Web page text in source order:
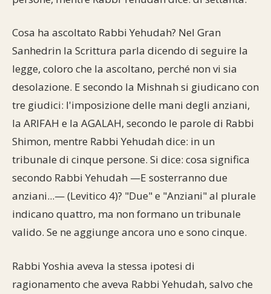
Cosa ha ascoltato Rabbi Yehudah? Nel Gran
Sanhedrin la Scrittura parla dicendo di seguire la
legge, coloro che la ascoltano, perché non vi sia
desolazione. E secondo la Mishnah si giudicano con
tre giudici: l'imposizione delle mani degli anziani,
la ARIFAH e la AGALAH, secondo le parole di Rabbi
Shimon, mentre Rabbi Yehudah dice: in un
tribunale di cinque persone. Si dice: cosa significa
secondo Rabbi Yehudah —E sosterranno due
anziani...— (Levitico 4)? "Due" e "Anziani" al plurale
indicano quattro, ma non formano un tribunale
valido. Se ne aggiunge ancora uno e sono cinque.
Rabbi Yoshia aveva la stessa ipotesi di
ragionamento che aveva Rabbi Yehudah, salvo che